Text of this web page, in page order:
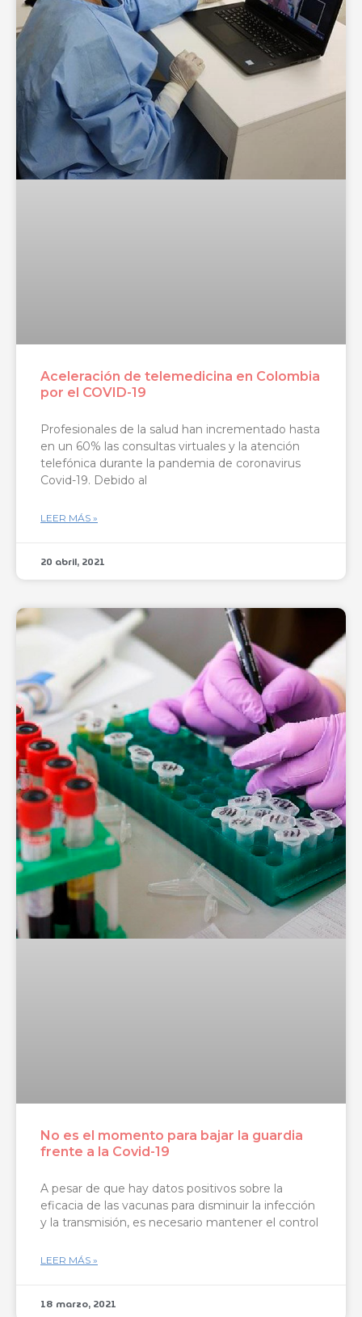
Aceleración de telemedicina en Colombia
por el COVID-19
Profesionales de la salud han incrementado hasta
en un 60% las consultas virtuales y la atención
telefónica durante la pandemia de coronavirus
Covid-19. Debido al
LEER MÁS »
20 abril, 2021
No es el momento para bajar la guardia
frente a la Covid-19
A pesar de que hay datos positivos sobre la
eficacia de las vacunas para disminuir la infección
y la transmisión, es necesario mantener el control
LEER MÁS »
18 marzo, 2021